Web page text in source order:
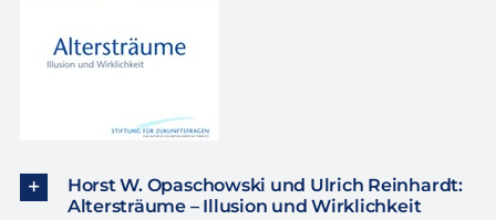
Horst W. Opaschowski und Ulrich Reinhardt:
Altersträume – Illusion und Wirklichkeit